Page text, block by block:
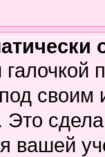
вашей